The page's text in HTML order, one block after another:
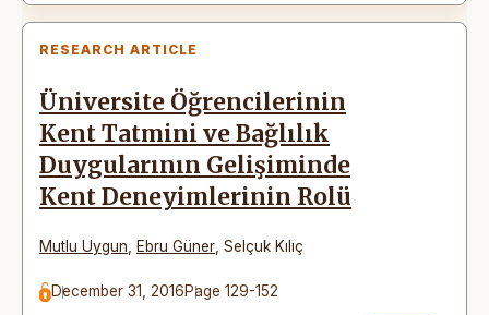
RESEARCH ARTICLE
Üniversite Öğrencilerinin
Kent Tatmini ve Bağlılık
Duygularının Gelişiminde
Kent Deneyimlerinin Rolü
Mutlu Uygun Ebru Güner Selçuk Kılıç
December 31, 2016Page 129-152